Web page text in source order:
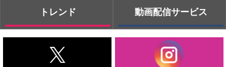
トレンド 動画配信サービス